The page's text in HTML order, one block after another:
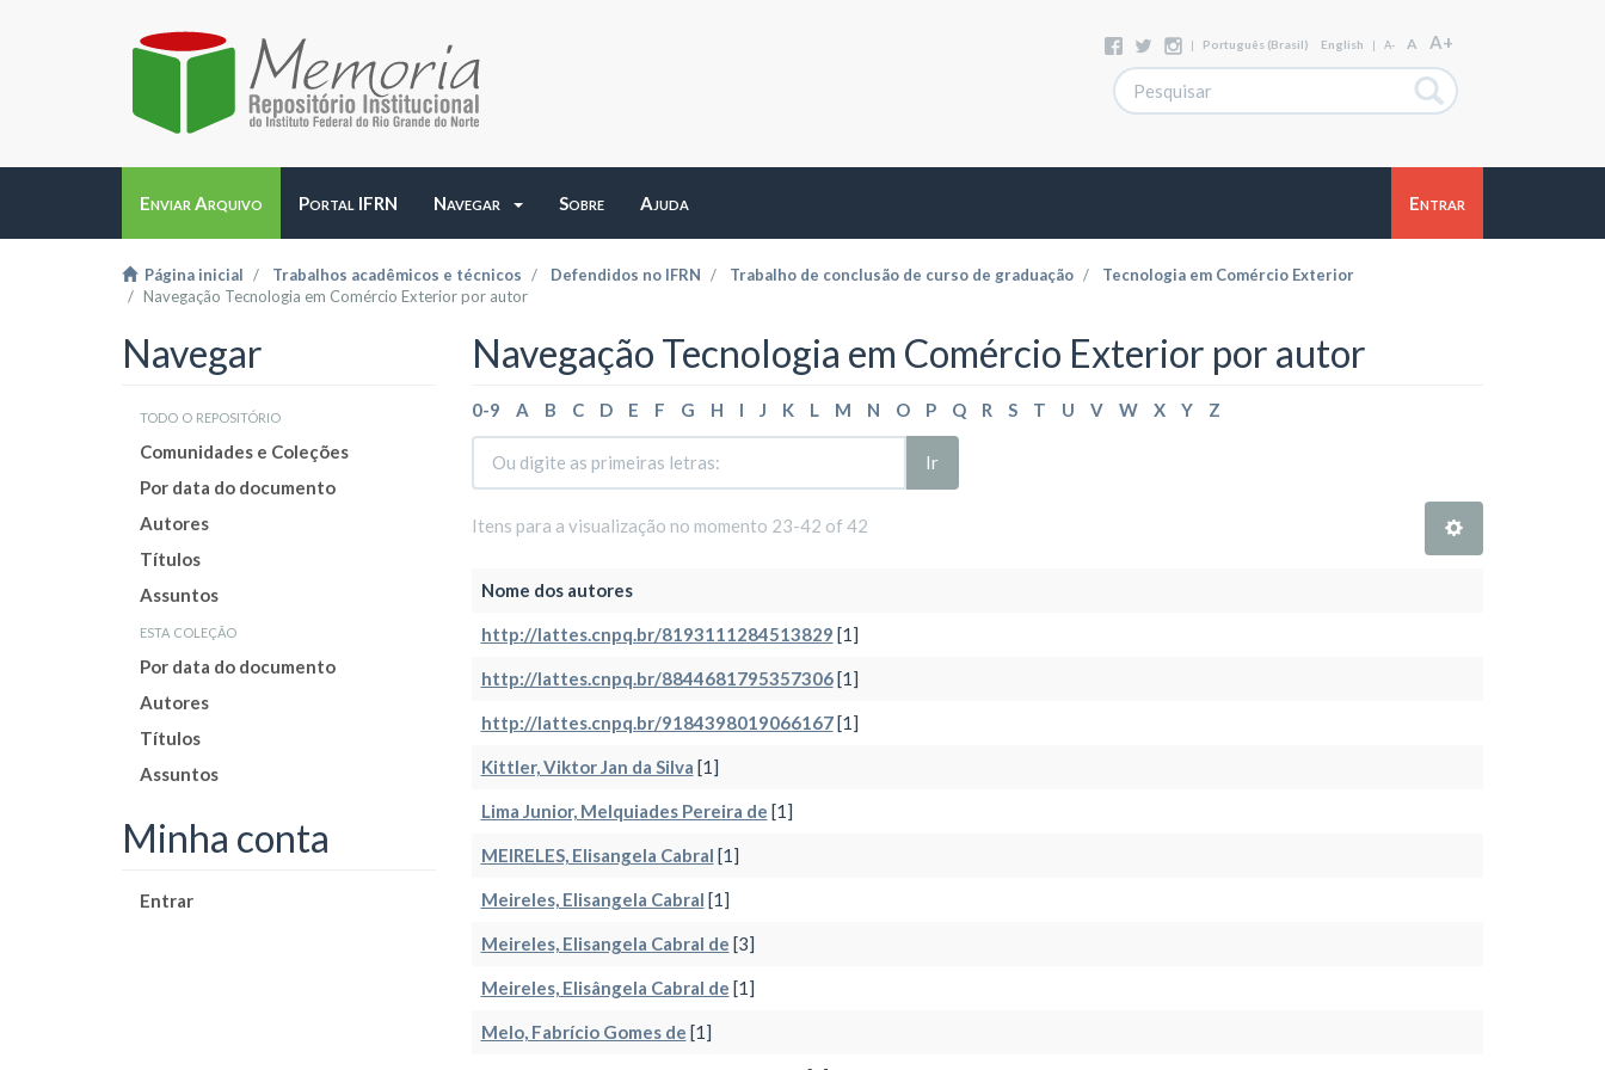
| Português (Brasil) English | A- A A+
Enviar Arquivo Portal IFRN Navegar Sobre Ajuda Entrar
Página inicial Trabalhos acadêmicos e técnicos Defendidos no IFRN Trabalho de conclusão de curso de graduação
Tecnologia em Comércio Exterior
Navegação Tecnologia em Comércio Exterior por autor
Navegar
todo o repositório
Comunidades e Coleções
Por data do documento
Autores
Títulos
Assuntos
esta coleção
Por data do documento
Autores
Títulos
Assuntos
Minha conta
Entrar
Navegação Tecnologia em Comércio Exterior por autor
0-9 A B C D E F G H I J K L M N O P Q R S T U V W X Y Z
Ir
Itens para a visualização no momento 23-42 of 42
Nome dos autores
http://lattes.cnpq.br/8193111284513829 [1]
http://lattes.cnpq.br/8844681795357306[1]
http://lattes.cnpq.br/9184398019066167[1]
Kittler, Viktor Jan da Silva [1]
Lima Junior, Melquiades Pereira de [1]
MEIRELES, Elisangela Cabral [1]
Meireles, Elisangela Cabral [1]
Meireles, Elisangela Cabral de [3]
Meireles, Elisângela Cabral de [1]
Melo, Fabrício Gomes de [1]